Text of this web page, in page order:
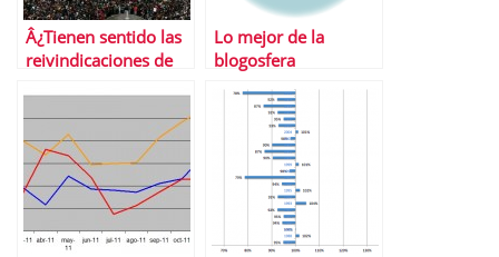
Â¿Tienen sentido las
reivindicaciones de
Lo mejor de la
blogosfera